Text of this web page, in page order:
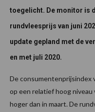
toegelicht. De monitor is
rundvleesprijs van juni
update gepland met de
en met juli 2020.
De consumentenprijsindex
op een relatief hoog niveau
hoger dan in maart. De